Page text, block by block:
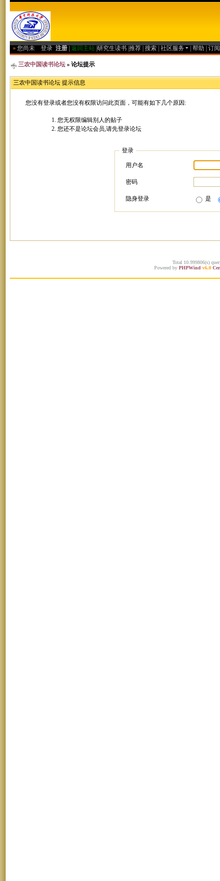
» 您尚未 登录 注册 返回主站 研究生读书 推荐 搜索 社区服务 帮助 订
三农中国读书论坛 » 论坛提示
三农中国读书论坛 提示信息
您没有登录或者您没有权限访问此页面，可能有如下几个原因:
您无权限编辑别人的贴子
您还不是论坛会员,请先登录论坛
登录
用户名
密码
隐身登录 是
Total 10.999806(s)
Powered by PHPWind v6.0